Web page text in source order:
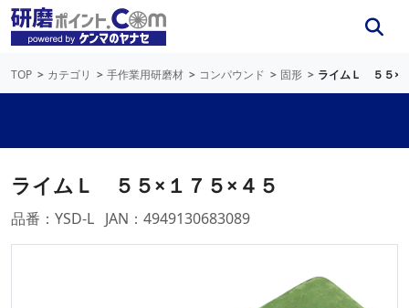
TOP カテゴリ 手作業用研磨材 コンパウンド 固形 ライムＬ ５５×
ライムＬ ５５×１７５×４５
品番：YSD-L JAN：4949130683089